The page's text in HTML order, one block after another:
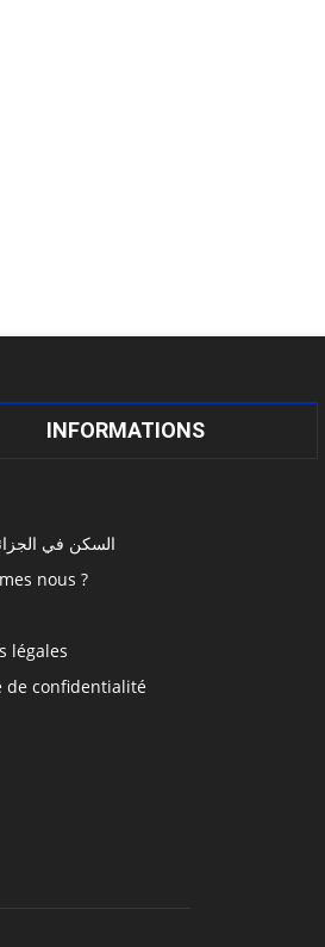
INFORMATIONS
السكن في
nous ?
légales
de confidentialité